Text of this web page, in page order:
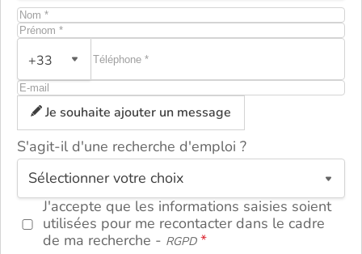
+33
Je souhaite ajouter un message
S'agit-il d'une recherche d'emploi ?
J'accepte que les informations saisies soient
utilisées pour me recontacter dans le cadre
de ma recherche - RGPD
ou